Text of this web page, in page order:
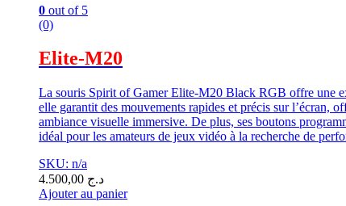
0 out of 5
(0)
Elite-M20
La souris Spirit of Gamer Elite-M20 Black RGB offre une
elle garantit des mouvements rapides et précis sur l’écran,
ambiance visuelle immersive. De plus, ses boutons
idéal pour les amateurs de jeux vidéo à la recherche de
SKU: n/a
د.ج
Ajouter au panier